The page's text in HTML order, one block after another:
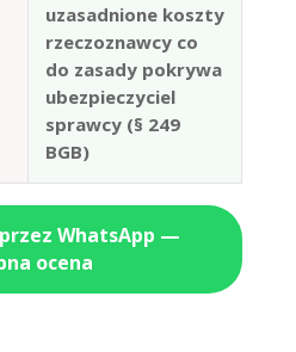
uzasadnione koszty
rzeczoznawcy co
do zasady pokrywa
ubezpieczyciel
sprawcy (§ 249
BGB)
przez WhatsApp —
ocena